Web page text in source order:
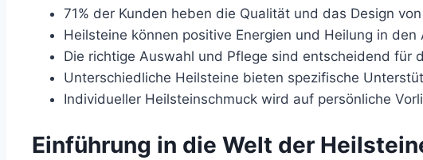
71% der Kunden heben die Qualität und das Design
Heilsteine können positive Energien und Heilung in den
Die richtige Auswahl und Pflege sind entscheidend für
Unterschiedliche Heilsteine bieten spezifische
Individueller Heilsteinschmuck wird auf persönliche
Einführung in die Welt der